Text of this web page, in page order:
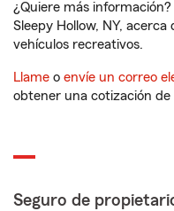
¿Quiere más
Sleepy Hollow, NY,
vehículos recreativos.
Llame o envíe un correo
obtener una cotización de
Seguro de